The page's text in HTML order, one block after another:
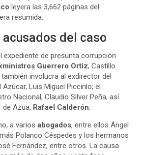
leyera las 3,662 páginas del
resumida.
acusados del caso
expediente de presunta corrupción
Guerrero Ortiz, Castillo
involucra al exdirector del
Luis Miguel Piccirilo; el
Nacional, Claudio Silver Peña, así
Azua, Rafael Calderón.
a varios abogados, entre ellos Ángel
Polanco Céspedes y los hermanos
Fernández, entre otros. La causa